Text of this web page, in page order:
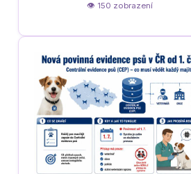
👁 150 zobrazení